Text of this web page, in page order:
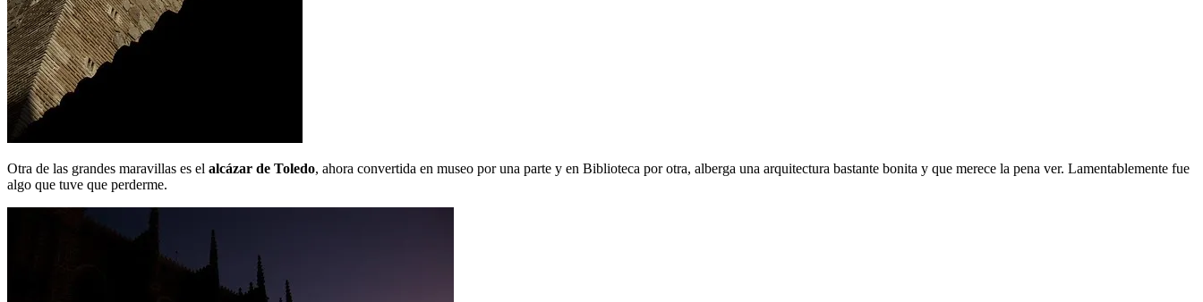
Otra de las grandes maravillas es el alcázar de Toledo, ahora convertida en museo por una parte y en Biblioteca por otra, alberga una arquitectura bastante bonita y que merece la pena ver. Lamentablemente fue
algo que tuve que perderme.